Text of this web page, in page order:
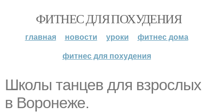
ФИТНЕС ДЛЯ ПОХУДЕНИЯ
главная новости уроки
фитнес дома
фитнес для похудения
Школы танцев для взрослых
в Воронеже.